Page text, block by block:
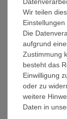
Duschpaneels
hochwertige
oder
Edelstahloptik
Bei dieser
Dusche auf
Wir teilen
Die
aufgrund
Zustimmung
besteht das
Einwilligung
oder zu
weitere
Daten in